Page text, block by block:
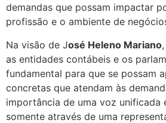
demandas que possam impactar
profissão e o ambiente de
Na visão de José Heleno Mariano
as entidades contábeis e os
fundamental para que se possam
concretas que atendam às
importância de uma voz unificada
somente através de uma